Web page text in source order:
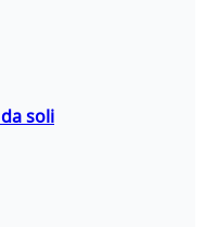
soli